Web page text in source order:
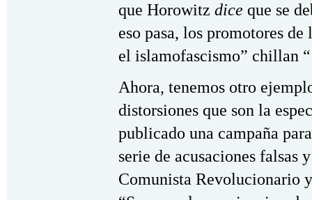
que Horowitz dice que se
eso pasa, los promotores
el islamofascismo” chillan
Ahora, tenemos otro
distorsiones que son la
publicado una campaña
serie de acusaciones falsas
Comunista Revolucionario